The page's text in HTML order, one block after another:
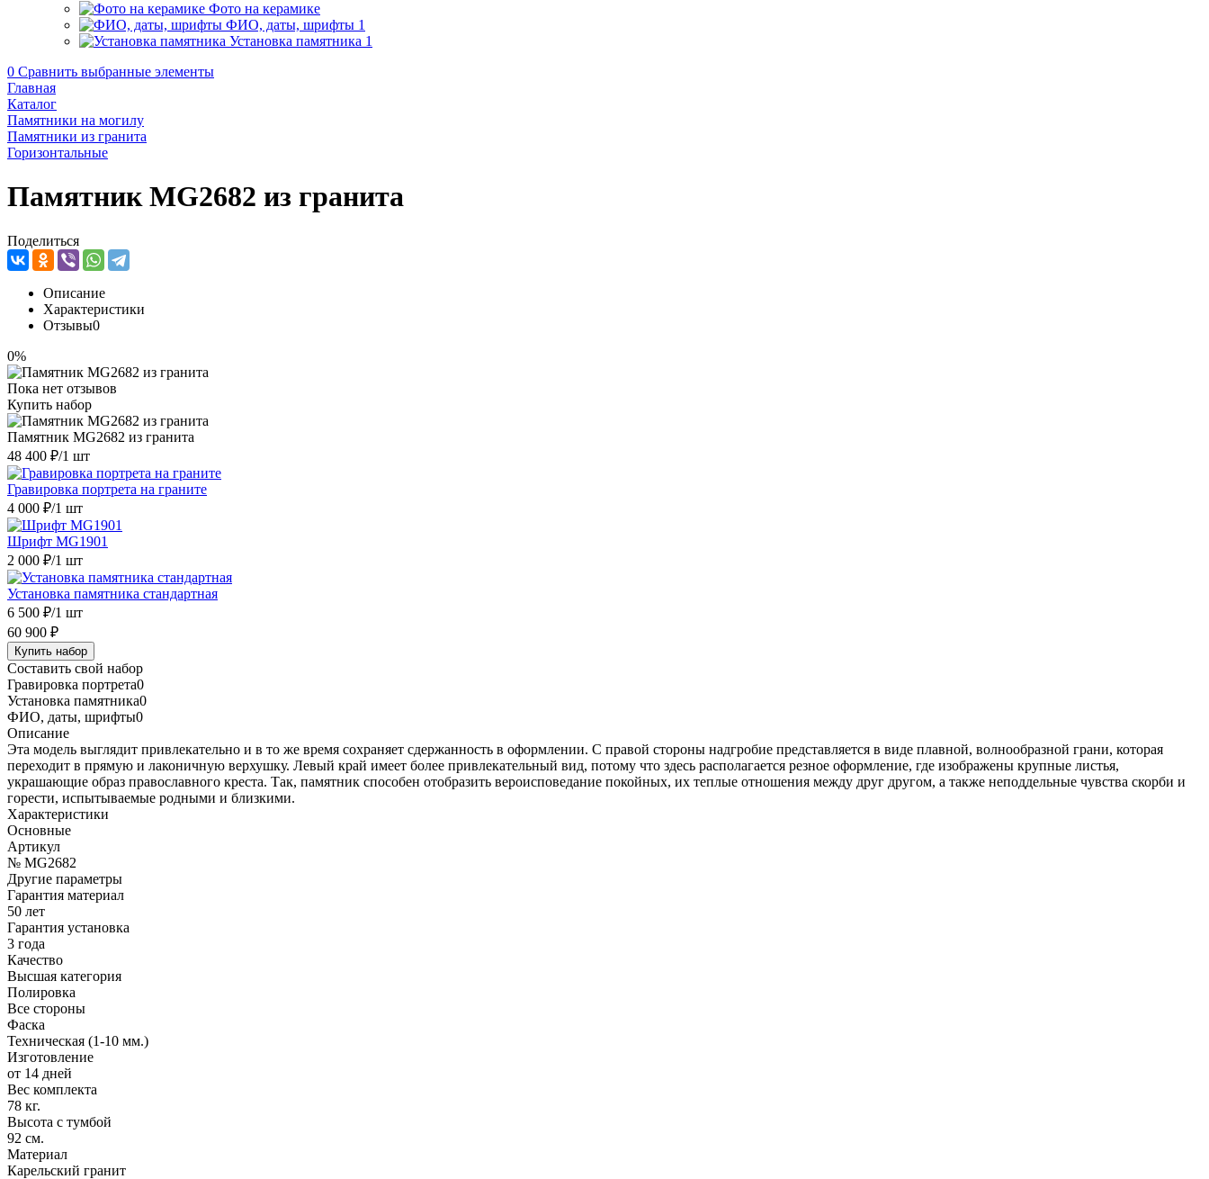
Фото на керамике
ФИО, даты, шрифты 1
Установка памятника 1
0 Сравнить выбранные элементы
Главная
Каталог
Памятники на могилу
Памятники из гранита
Горизонтальные
Памятник MG2682 из гранита
Поделиться
Описание
Характеристики
Отзывы0
0%
Пока нет отзывов
Купить набор
Памятник MG2682 из гранита
48 400 ₽/1 шт
Гравировка портрета на граните
4 000 ₽/1 шт
Шрифт MG1901
2 000 ₽/1 шт
Установка памятника стандартная
6 500 ₽/1 шт
60 900 ₽
Купить набор
Составить свой набор
Гравировка портрета0
Установка памятника0
ФИО, даты, шрифты0
Описание
Эта модель выглядит привлекательно и в то же время сохраняет сдержанность в оформлении. С правой стороны надгробие представляется в виде плавной, волнообразной грани, которая
переходит в прямую и лаконичную верхушку. Левый край имеет более привлекательный вид, потому что здесь располагается резное оформление, где изображены крупные листья,
украшающие образ православного креста. Так, памятник способен отобразить вероисповедание покойных, их теплые отношения между друг другом, а также неподдельные чувства скорби и
горести, испытываемые родными и близкими.
Характеристики
Основные
Артикул
№ MG2682
Другие параметры
Гарантия материал
50 лет
Гарантия установка
3 года
Качество
Высшая категория
Полировка
Все стороны
Фаска
Техническая (1-10 мм.)
Изготовление
от 14 дней
Вес комплекта
78 кг.
Высота с тумбой
92 см.
Материал
Карельский гранит